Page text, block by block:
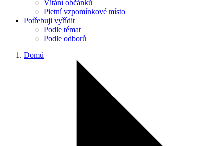
Vítání občánků
Pietní vzpomínkové místo
Potřebuji vyřídit
Podle témat
Podle odborů
Domů